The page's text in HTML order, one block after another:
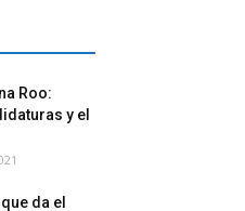
Roo:
y el
da el